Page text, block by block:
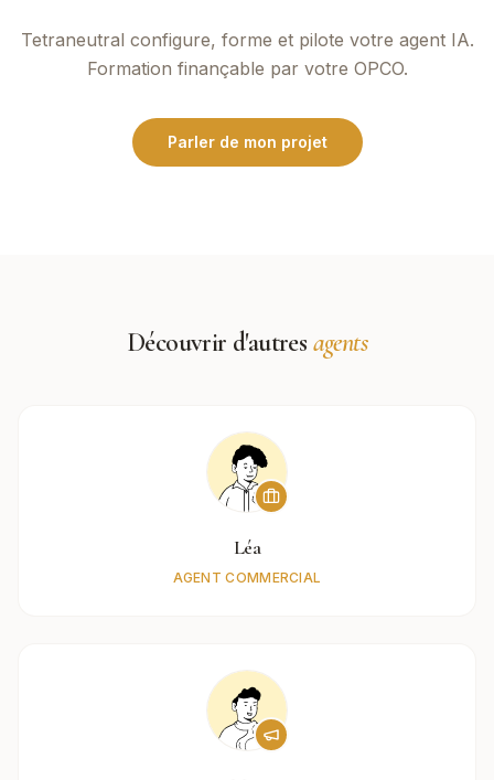
Tetraneutral configure, forme et pilote votre agent IA.
Formation finançable par votre OPCO.
Parler de mon projet
Découvrir d'autres agents
Léa
AGENT COMMERCIAL